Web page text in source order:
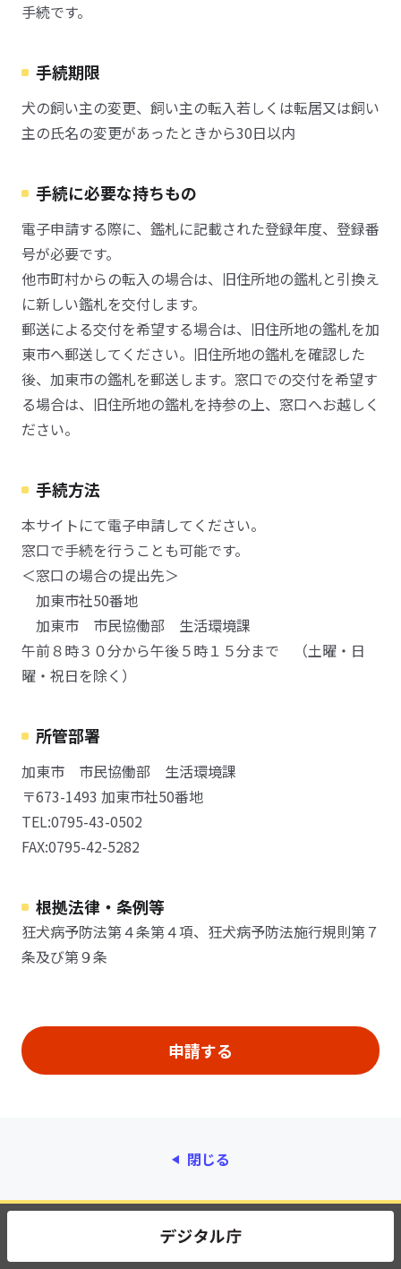
手続です。
手続期限
犬の飼い主の変更、飼い主の転入若しくは転居又は飼い
主の氏名の変更があったときから30日以内
手続に必要な持ちもの
電子申請する際に、鑑札に記載された登録年度、登録番
号が必要です。
他市町村からの転入の場合は、旧住所地の鑑札と引換え
に新しい鑑札を交付します。
郵送による交付を希望する場合は、旧住所地の鑑札を加
東市へ郵送してください。旧住所地の鑑札を確認した
後、加東市の鑑札を郵送します。窓口での交付を希望す
る場合は、旧住所地の鑑札を持参の上、窓口へお越しく
ださい。
手続方法
本サイトにて電子申請してください。
窓口で手続を行うことも可能です。
＜窓口の場合の提出先＞
加東市社50番地
加東市 市民協働部 生活環境課
午前８時３０分から午後５時１５分まで （土曜・日
曜・祝日を除く）
所管部署
加東市 市民協働部 生活環境課
〒673-1493 加東市社50番地
TEL:0795-43-0502
FAX:0795-42-5282
根拠法律・条例等
狂犬病予防法第４条第４項、狂犬病予防法施行規則第７
条及び第９条
閉じる